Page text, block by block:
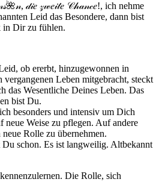
𝒹𝒾𝑒 𝓏𝓌𝑒𝒾𝓉𝑒 𝒞𝒽𝒶𝓃𝒸𝑒!, ich nehme
Leid das Besondere, dann bist
in Dir zu fühlen.
ob ererbt, hinzugewonnen in
vergangenen Leben mitgebracht, steckt
das Wesentliche Deines Leben. Das
bist Du.
besonders und intensiv um Dich
neue Weise zu pflegen. Auf andere
Rolle zu übernehmen.
Du schon. Es ist langweilig. Altbekannt
Die Rolle, sich